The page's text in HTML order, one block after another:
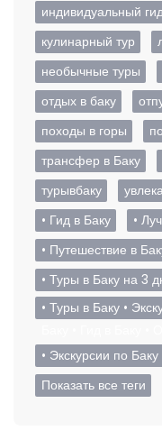
индивидуальный
кулинарный тур
необычные туры
отдых в баку
походы в горы
трансфер в Баку
турывбаку
• Гид в Баку
•
• Путешествие в
• Туры в Баку на 3
• Туры в Баку •
• Экскурсии по Баку
Показать все теги